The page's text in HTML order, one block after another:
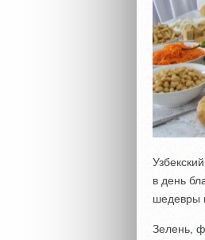
в день
шедевры
Зелень,